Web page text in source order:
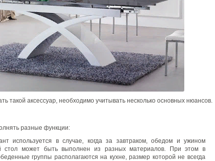
такой аксессуар, необходимо учитывать несколько основных нюансов.
разные функции:
используется в случае, когда за завтраком, обедом и ужином
стол может быть выполнен из разных материалов. При этом в
группы располагаются на кухне, размер которой не всегда